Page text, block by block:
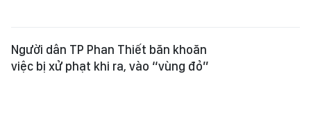
Người dân TP Phan Thiết băn khoăn
việc bị xử phạt khi ra, vào “vùng đỏ”